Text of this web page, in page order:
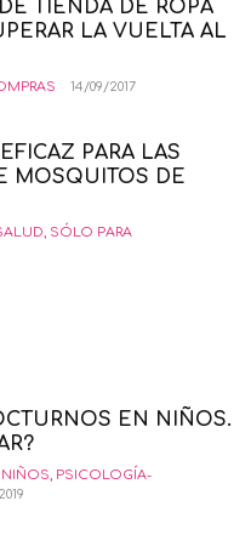
TIENDA DE ROPA
LA VUELTA AL
14/09/2017
PARA LAS
MOSQUITOS DE
, SÓLO PARA
EN NIÑOS.
, PSICOLOGÍA-